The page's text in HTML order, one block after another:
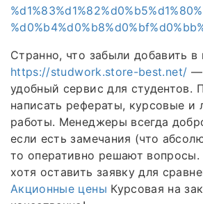
Странно, что забыли добавить в
https://studwork.store-best.net/ —
удобный сервис для студентов.
написать рефераты, курсовые и
работы. Менеджеры всегда
если есть замечания (что
то оперативно решают
хотя оставить заявку для
Акционные цены Курсовая на